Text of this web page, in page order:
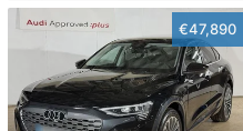
€47,890